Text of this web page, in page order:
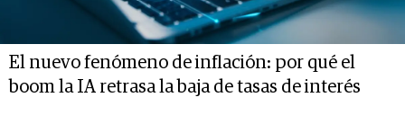
El nuevo fenómeno de inflación: por qué el
boom la IA retrasa la baja de tasas de interés